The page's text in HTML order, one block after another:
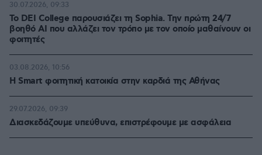
Το DEI College παρουσιάζει τη Sophia. Την πρώτη 24/7
βοηθό AI που αλλάζει τον τρόπο με τον οποίο μαθαίνουν οι
φοιτητές
30.07.2026, 09:33
Η Smart φοιτητική κατοικία στην καρδιά της Αθήνας
03.08.2026, 10:56
Διασκεδάζουμε υπεύθυνα, επιστρέφουμε με ασφάλεια
29.07.2026, 09:39